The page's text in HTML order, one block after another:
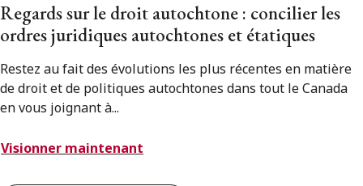
Regards sur le droit autochtone : concilier les
ordres juridiques autochtones et étatiques
Restez au fait des évolutions les plus récentes en matière
de droit et de politiques autochtones dans tout le Canada
en vous joignant à...
Visionner maintenant